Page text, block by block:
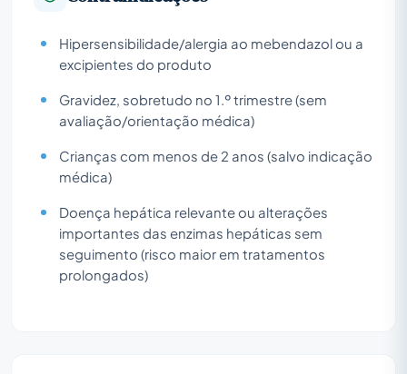
Hipersensibilidade/alergia ao mebendazol ou a
excipientes do produto
Gravidez, sobretudo no 1.º trimestre (sem
avaliação/orientação médica)
Crianças com menos de 2 anos (salvo indicação
médica)
Doença hepática relevante ou alterações
importantes das enzimas hepáticas sem
seguimento (risco maior em tratamentos
prolongados)